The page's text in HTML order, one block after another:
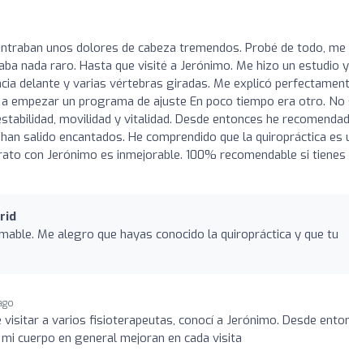
unos dolores de cabeza tremendos. Probé de todo, me
nada raro. Hasta que visité a Jerónimo. Me hizo un estudio
delante y varias vértebras giradas. Me explicó
empezar un programa de ajuste En poco tiempo era otro. No
movilidad y vitalidad. Desde entonces he
salido encantados. He comprendido que la quiropráctica es
con Jerónimo es inmejorable. 100% recomendable si tienes
Me alegro que hayas conocido la quiropráctica y que tu
visitar a varios fisioterapeutas, conocí a Jerónimo. Desde
cuerpo en general mejoran en cada visita